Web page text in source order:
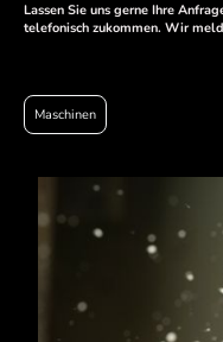
Lassen Sie uns gerne Ihre
telefonisch zukommen. Wir
Maschinen